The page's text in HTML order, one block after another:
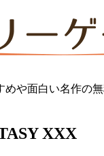
めや面白い名作の
XXX